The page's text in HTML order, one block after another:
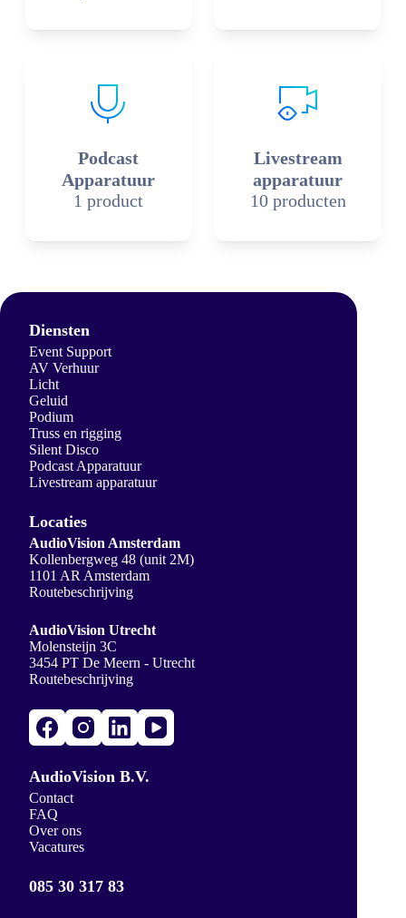
Podcast
Apparatuur
1 product
Livestream
apparatuur
10 producten
Diensten
Event Support
AV Verhuur
Licht
Geluid
Podium
Truss en rigging
Silent Disco
Podcast Apparatuur
Livestream apparatuur
Locaties
AudioVision Amsterdam
Kollenbergweg 48 (unit 2M)
1101 AR Amsterdam
Routebeschrijving
AudioVision Utrecht
Molensteijn 3C
3454 PT De Meern - Utrecht
Routebeschrijving
AudioVision B.V.
Contact
FAQ
Over ons
Vacatures
085 30 317 83